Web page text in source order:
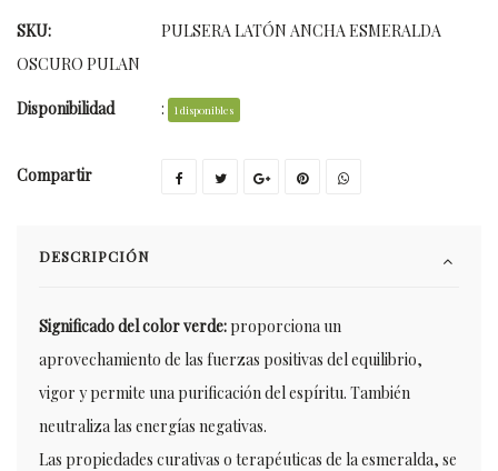
SKU:
PULSERA LATÓN ANCHA ESMERALDA
OSCURO PULAN
Disponibilidad : 1 disponibles
Compartir
DESCRIPCIÓN
Significado del color verde: proporciona un
aprovechamiento de las fuerzas positivas del equilibrio,
vigor y permite una purificación del espíritu. También
neutraliza las energías negativas.
Las propiedades curativas o terapéuticas de la esmeralda, se